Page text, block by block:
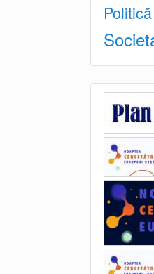
Politică